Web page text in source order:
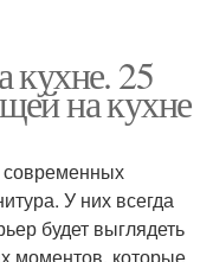
кухне. 25
на кухне
У них всегда
будет выглядеть
моментов, которые